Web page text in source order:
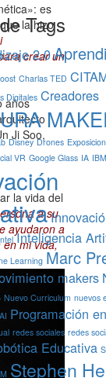
es
la hizo
crear un
años
Ji Soo,
la vida del
a su
ayudaron a
en mi vida,
Tags
2.0
Charlas TED
Digitales Creadores
Disney Drones
VR Google Glass IA
Inteligencia
Learning Marc
makers
Nuevo Curriculum nuevos
Programación
redes sociales redes
Educativa
Stephen